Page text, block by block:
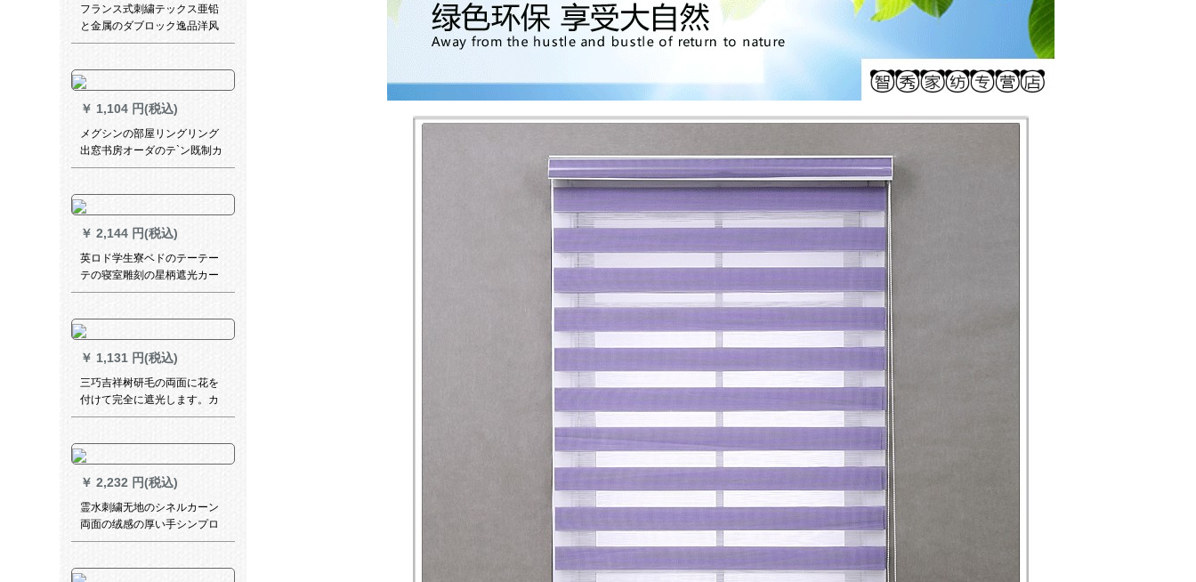
フランス式刺繍テックス亜铅
と金属のダブロック逸品洋风
アイデア壁フルバック+青铜
￥ 1,104 円(税込)
メグシンの部屋リングリング
出窓书房オーダのテ`ン既制カ
ーターテーテ`ン遮光カータ`テ
メナート*2.65メトルトル高
￥ 2,144 円(税込)
英ロド学生寮ベドのテーテー
テの寝室雕刻の星柄遮光カー
ターテの上段ベドの上に敷き
す。。。。。。。。。。。。。。。。。。。。。。。。。。。。。。。。。。。。。。。。。。。。。。。。。。。。。。。。。。。。。。。。。。。。。。。。。。。。。。。。。。。。。。。。。。。。。。。。。。。。。。
￥ 1,131 円(税込)
三巧吉祥树研毛の両面に花を
付けて完全に遮光します。カ
ーターターのテーベルの上品
ート幅2.7メトルの高さが调节
されます。
￥ 2,232 円(税込)
霊水刺繍无地のシネルカーン
両面の绒感の厚い手シンプロ
洋风カーターテ绿の幅3メトル